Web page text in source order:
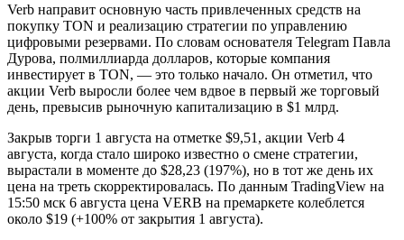
Verb направит основную часть привлеченных средств на
покупку TON и реализацию стратегии по управлению
цифровыми резервами. По словам основателя Telegram Павла
Дурова, полмиллиарда долларов, которые компания
инвестирует в TON, — это только начало. Он отметил, что
акции Verb выросли более чем вдвое в первый же торговый
день, превысив рыночную капитализацию в $1 млрд.
Закрыв торги 1 августа на отметке $9,51, акции Verb 4
августа, когда стало широко известно о смене стратегии,
вырастали в моменте до $28,23 (197%), но в тот же день их
цена на треть скорректировалась. По данным TradingView на
15:50 мск 6 августа цена VERB на премаркете колеблется
около $19 (+100% от закрытия 1 августа).